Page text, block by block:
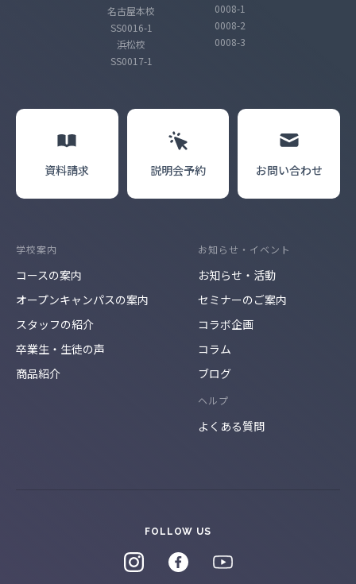
名古屋本校
SS0016-1
浜松校
SS0017-1
0008-1
0008-2
0008-3
資料請求 説明会予約 お問い合わせ
学校案内
コースの案内
オープンキャンパスの案内
スタッフの紹介
卒業生・生徒の声
商品紹介
お知らせ・イベント
お知らせ・活動
セミナーのご案内
コラボ企画
コラム
ブログ
ヘルプ
よくある質問
FOLLOW US